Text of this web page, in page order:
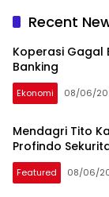
Recent
Koperasi Gagal
Banking
Ekonomi 08/06/
Mendagri Tito
Profindo
Featured 08/06/